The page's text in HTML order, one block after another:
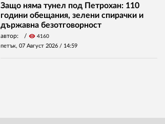
Защо няма тунел под Петрохан: 110
години обещания, зелени спирачки и
държавна безотговорност
автор: visibility 4160
петък, 07 Август 2026 / 14:59